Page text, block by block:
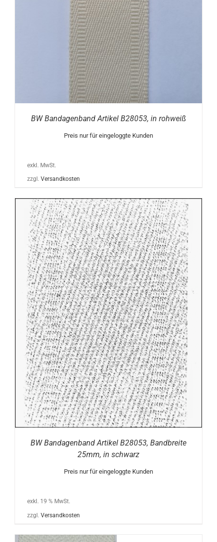
BW Bandagenband Artikel B28053, in rohweiß
Preis nur für eingeloggte Kunden
exkl. MwSt.
zzgl. Versandkosten
BW Bandagenband Artikel B28053, Bandbreite
25mm, in schwarz
Preis nur für eingeloggte Kunden
exkl. 19 % MwSt.
zzgl. Versandkosten